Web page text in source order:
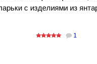
с изделиями из
1